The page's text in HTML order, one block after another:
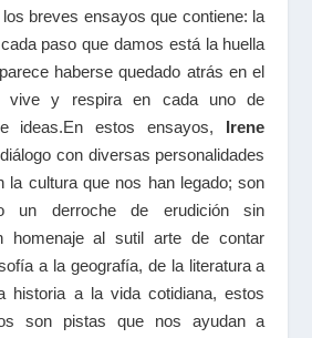
breves ensayos que contiene: la
paso que damos está la huella
haberse quedado atrás en el
vive y respira en cada uno de
ideas.En estos ensayos,
Irene
con diversas personalidades
la cultura que nos han legado; son
un derroche de erudición sin
homenaje al sutil arte de contar
a la geografía, de la literatura a
historia a la vida cotidiana, estos
son pistas que nos ayudan a